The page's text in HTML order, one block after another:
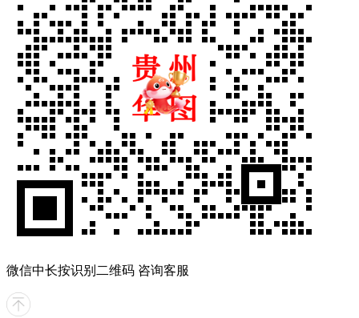
微信中长按识别二维码 咨询客服